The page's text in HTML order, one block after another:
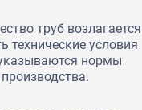
труб возлагается
технические условия
нормы